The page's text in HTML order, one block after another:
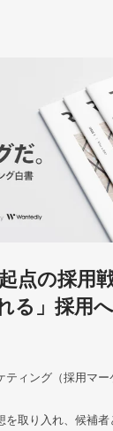
点の採用
る」採用
ティング（採用マ
取り入れ、候補者